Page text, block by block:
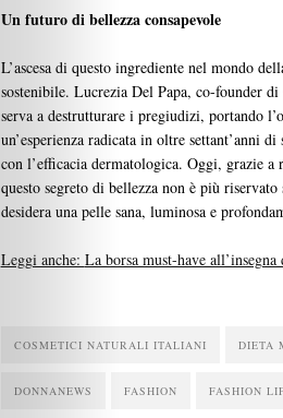
Search
Un futuro di bellezza consapevole
L’ascesa di questo ingrediente nel mondo
sostenibile. Lucrezia Del Papa, co-founder
serva a destrutturare i pregiudizi, portando
un’esperienza radicata in oltre settant’anni
con l’efficacia dermatologica. Oggi, grazie
questo segreto di bellezza non è più
desidera una pelle sana, luminosa e
Leggi anche: La borsa must-have
COSMETICI NATURALI ITALIANI DIETA
DONNANEWS FASHION FASHION